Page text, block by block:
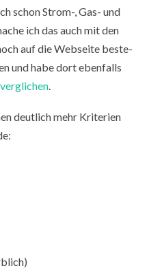
schon Strom-, Gas- und
ich das auch mit den
auf die Webseite beste-
und habe dort ebenfalls
.
deutlich mehr Kriterien